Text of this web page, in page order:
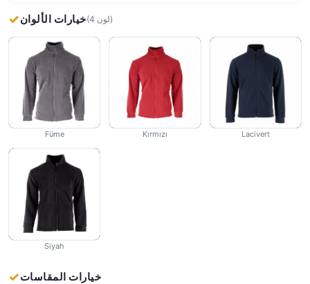
خيارات الألوان (4 لون)
Füme Kırmızı Lacivert
Siyah
خيارات المقاسات